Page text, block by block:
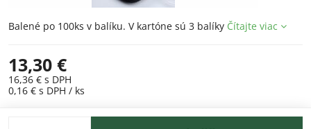
Balené po 100ks v balíku. V kartóne sú 3 balíky Čítajte viac
13,30 €
16,36 € s DPH
0,16 € s DPH / ks